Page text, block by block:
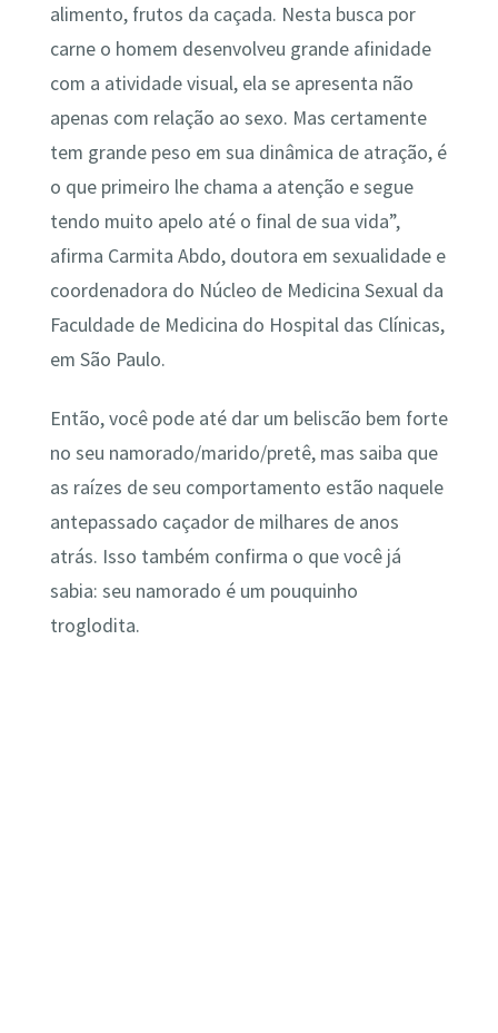
alimento, frutos da caçada. Nesta busca por
carne o homem desenvolveu grande afinidade
com a atividade visual, ela se apresenta não
apenas com relação ao sexo. Mas certamente
tem grande peso em sua dinâmica de atração, é
o que primeiro lhe chama a atenção e segue
tendo muito apelo até o final de sua vida”,
afirma Carmita Abdo, doutora em sexualidade e
coordenadora do Núcleo de Medicina Sexual da
Faculdade de Medicina do Hospital das Clínicas,
em São Paulo.
Então, você pode até dar um beliscão bem forte
no seu namorado/marido/pretê, mas saiba que
as raízes de seu comportamento estão naquele
antepassado caçador de milhares de anos
atrás. Isso também confirma o que você já
sabia: seu namorado é um pouquinho
troglodita.